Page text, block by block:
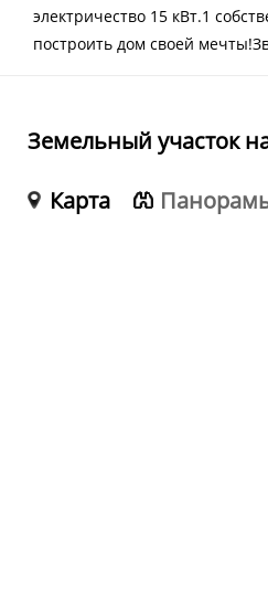
электричество 15 кВт.1
построить дом своей
Земельный участок
Карта